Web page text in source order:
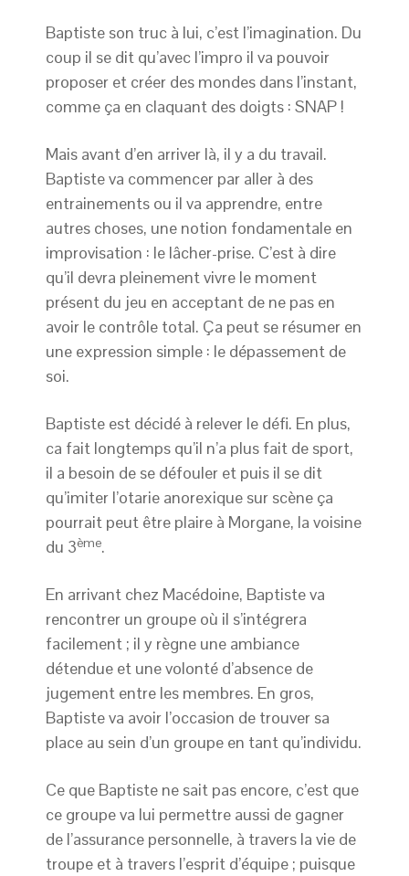
Baptiste son truc à lui, c’est l’imagination. Du
coup il se dit qu’avec l’impro il va pouvoir
proposer et créer des mondes dans l’instant,
comme ça en claquant des doigts : SNAP !
Mais avant d’en arriver là, il y a du travail.
Baptiste va commencer par aller à des
entrainements ou il va apprendre, entre
autres choses, une notion fondamentale en
improvisation : le lâcher-prise. C’est à dire
qu’il devra pleinement vivre le moment
présent du jeu en acceptant de ne pas en
avoir le contrôle total. Ça peut se résumer en
une expression simple : le dépassement de
soi.
Baptiste est décidé à relever le défi. En plus,
ca fait longtemps qu’il n’a plus fait de sport,
il a besoin de se défouler et puis il se dit
qu’imiter l’otarie anorexique sur scène ça
pourrait peut être plaire à Morgane, la voisine
du 3ème.
En arrivant chez Macédoine, Baptiste va
rencontrer un groupe où il s’intégrera
facilement ; il y règne une ambiance
détendue et une volonté d’absence de
jugement entre les membres. En gros,
Baptiste va avoir l’occasion de trouver sa
place au sein d’un groupe en tant qu’individu.
Ce que Baptiste ne sait pas encore, c’est que
ce groupe va lui permettre aussi de gagner
de l’assurance personnelle, à travers la vie de
troupe et à travers l’esprit d’équipe ; puisque